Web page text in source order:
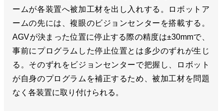
ームが各装置へ被加工材を出し入れする。ロボットア
ームの先には、複眼のビジョンセンターを搭載する。
AGVが決まった位置に停止する際の精度は±30mmで、
事前にプログラムした停止位置とは多少のずれが生じ
る。そのずれをビジョンセンターで把握し、ロボット
が自身のプログラムを補正するため、被加工材を問題
なく各装置に取り付けられる。